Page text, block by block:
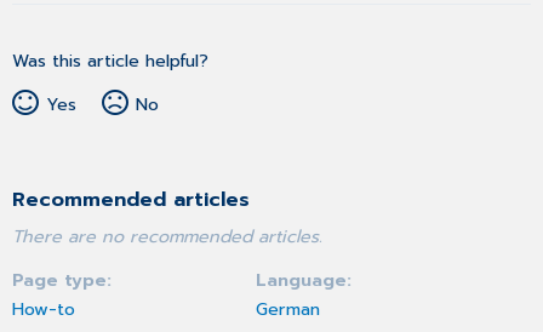
Was this article helpful?
Yes
No
Recommended articles
There are no recommended articles.
Page type
How-to
Language
German